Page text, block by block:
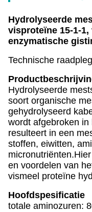
Hydrolyseerde
visproteïne 15-1-
enzymatische
Technische
Hydrolyseerde
soort organische
gehydrolyseerd
wordt afgebroken
resulteert in een
stoffen, eiwitten,
en voordelen van
vismeel proteïne
Hoofdspesificatie
totale aminozuren: